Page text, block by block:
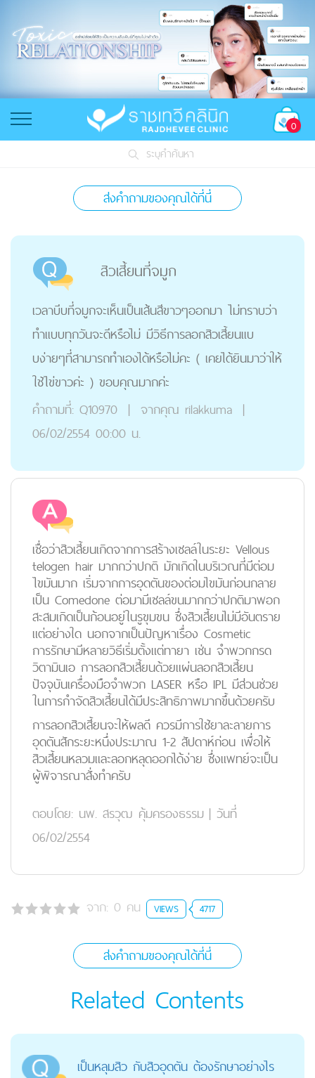
0
ระบุคำค้นหา
ส่งคำถามของคุณได้ที่นี่
สิวเสี้ยนที่จมูก
เวลาบีบที่จมูกจะเห็นเป็นเส้นสีขาวๆออกมา ไม่ทราบว่า
ทำเเบบทุกวันจะดีหรือไม่ มีวิธีการลอกสิวเสี้ยนเเบ
บง่ายๆที่สามารถทำเองได้หรือไม่คะ ( เคยได้ยินมาว่าให้
ใช้ไข่ขาวค่ะ ) ขอบคุณมากค่ะ
คำถามที่: Q10970 | จากคุณ rilakkuma |
06/02/2554 00:00 น.
เชื่อว่าสิวเสี้ยนเกิดจากการสร้างเซลล์ในระยะ Vellous
telogen hair มากกว่าปกติ มักเกิดในบริเวณที่มีต่อม
ไขมันมาก เริ่มจากการอุดตันของต่อมไขมันก่อนกลาย
เป็น Comedone ต่อมามีเซลล์ขนมากกว่าปกติมาพอก
สะสมเกิดเป็นก้อนอยู่ในรูขุมขน ซึ่งสิวเสี้ยนไม่มีอันตราย
แต่อย่างใด นอกจากเป็นปัญหาเรื่อง Cosmetic
การรักษามีหลายวิธีเริ่มตั้งแต่ทายา เช่น จำพวกกรด
วิตามินเอ การลอกสิวเสี้ยนด้วยแผ่นลอกสิวเสี้ยน
ปัจจุบันเครื่องมือจำพวก LASER หรือ IPL มีส่วนช่วย
ในการกำจัดสิวเสี้ยนได้มีประสิทธิภาพมากขึ้นด้วยครับ
การลอกสิวเสี้ยนจะให้ผลดี ควรมีการใช้ยาละลายการ
อุดตันสักระยะหนึ่งประมาณ 1-2 สัปดาห์ก่อน เพื่อให้
สิวเสี้ยนหลวมและลอกหลุดออกได้ง่าย ซึ่งแพทย์จะเป็น
ผู้พิจารณาสั่งทำครับ
ตอบโดย: นพ. สรวุฒ คุ้มครองธรรม | วันที่
06/02/2554
จาก: 0 คน VIEWS 4717
ส่งคำถามของคุณได้ที่นี่
Related Contents
เป็นหลุมสิว กับสิวอุดตัน ต้องรักษาอย่างไร